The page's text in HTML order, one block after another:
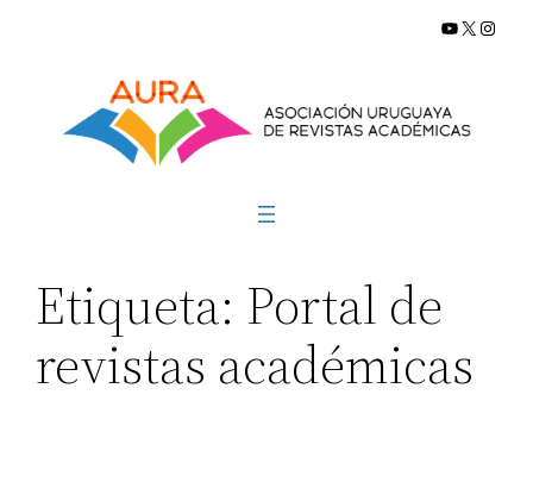
contenido
YouTube
X
Etiqueta: Portal de
revistas académicas